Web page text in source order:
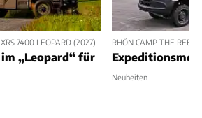
7400 LEOPARD (2027)
„Leopard“ für
RHÖN CAMP THE
Neuheiten